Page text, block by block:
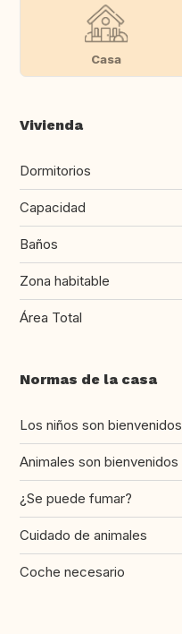
Casa
Vivienda
Dormitorios
Capacidad
Baños
Zona habitable
Área Total
Normas de la casa
Los niños son bienvenidos
Animales son bienvenidos
¿Se puede fumar?
Cuidado de animales
Coche necesario